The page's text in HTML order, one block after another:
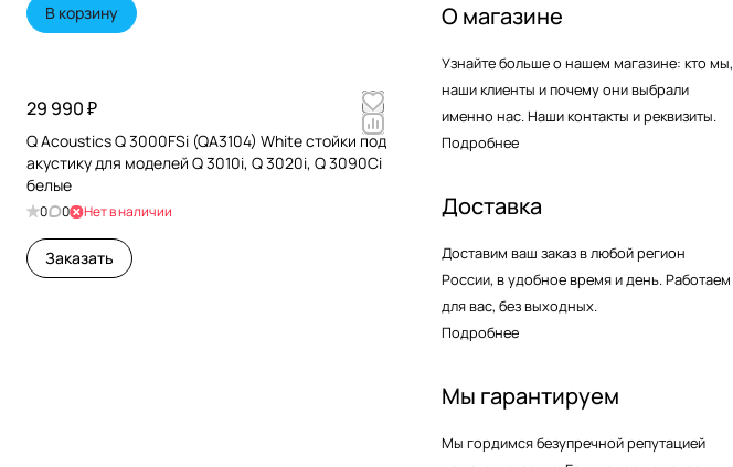
В корзину
29 990 ₽
Q Acoustics Q 3000FSi (QA3104) White стойки под
акустику для моделей Q 3010i, Q 3020i, Q 3090Ci
белые
0 0 Нет в наличии
Заказать
О магазине
Узнайте больше о нашем магазине: кто мы,
наши клиенты и почему они выбрали
именно нас. Наши контакты и реквизиты.
Подробнее
Доставка
Доставим ваш заказ в любой регион
России, в удобное время и день. Работаем
для вас, без выходных.
Подробнее
Мы гарантируем
Мы гордимся безупречной репутацией